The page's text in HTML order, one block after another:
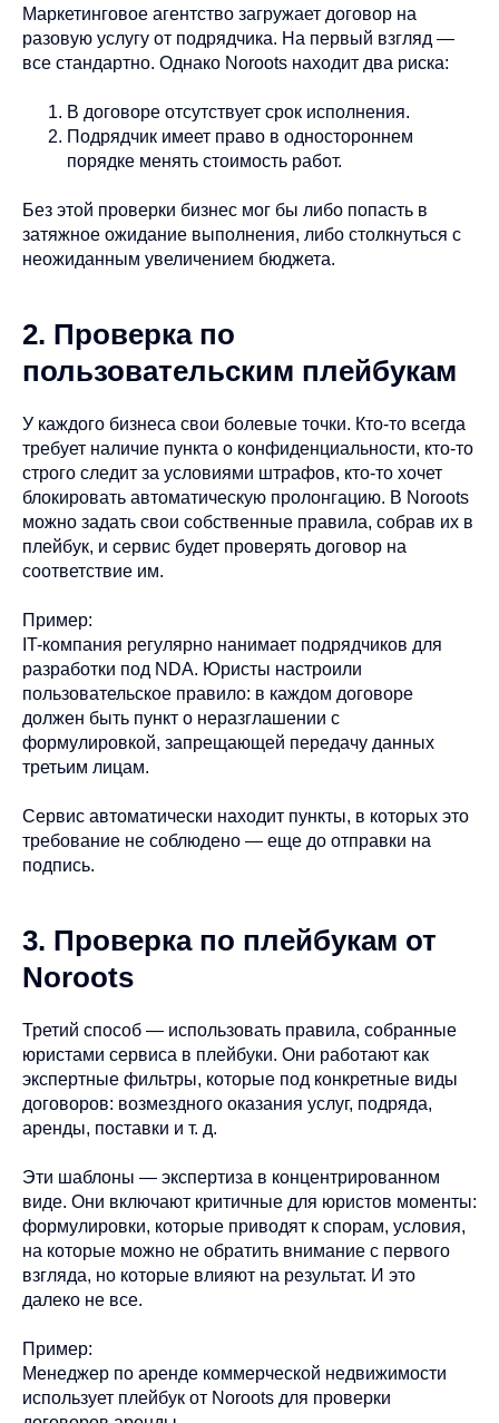
Маркетинговое агентство загружает договор на
разовую услугу от подрядчика. На первый взгляд —
все стандартно. Однако Noroots находит два риска:
В договоре отсутствует срок исполнения.
Подрядчик имеет право в одностороннем
порядке менять стоимость работ.
Без этой проверки бизнес мог бы либо попасть в
затяжное ожидание выполнения, либо столкнуться с
неожиданным увеличением бюджета.
2. Проверка по
пользовательским плейбукам
У каждого бизнеса свои болевые точки. Кто-то всегда
требует наличие пункта о конфиденциальности, кто-то
строго следит за условиями штрафов, кто-то хочет
блокировать автоматическую пролонгацию. В Noroots
можно задать свои собственные правила, собрав их в
плейбук, и сервис будет проверять договор на
соответствие им.
Пример:
IT-компания регулярно нанимает подрядчиков для
разработки под NDA. Юристы настроили
пользовательское правило: в каждом договоре
должен быть пункт о неразглашении с
формулировкой, запрещающей передачу данных
третьим лицам.
Сервис автоматически находит пункты, в которых это
требование не соблюдено — еще до отправки на
подпись.
3. Проверка по плейбукам от
Noroots
Третий способ — использовать правила, собранные
юристами сервиса в плейбуки. Они работают как
экспертные фильтры, которые под конкретные виды
договоров: возмездного оказания услуг, подряда,
аренды, поставки и т. д.
Эти шаблоны — экспертиза в концентрированном
виде. Они включают критичные для юристов моменты:
формулировки, которые приводят к спорам, условия,
на которые можно не обратить внимание с первого
взгляда, но которые влияют на результат. И это
далеко не все.
Пример:
Менеджер по аренде коммерческой недвижимости
использует плейбук от Noroots для проверки